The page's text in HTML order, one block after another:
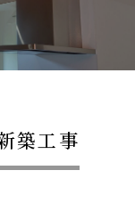
築工事